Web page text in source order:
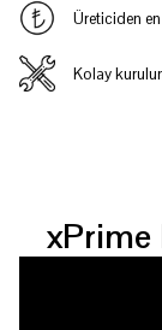
Üreticiden
Kolay
xPrime